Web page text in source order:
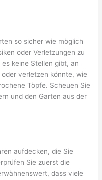
so sicher wie möglich
oder Verletzungen zu
keine Stellen gibt, an
verletzen könnte, wie
Töpfe. Scheuen Sie
und den Garten aus der
aufdecken, die Sie
Sie zuerst die
dass viele